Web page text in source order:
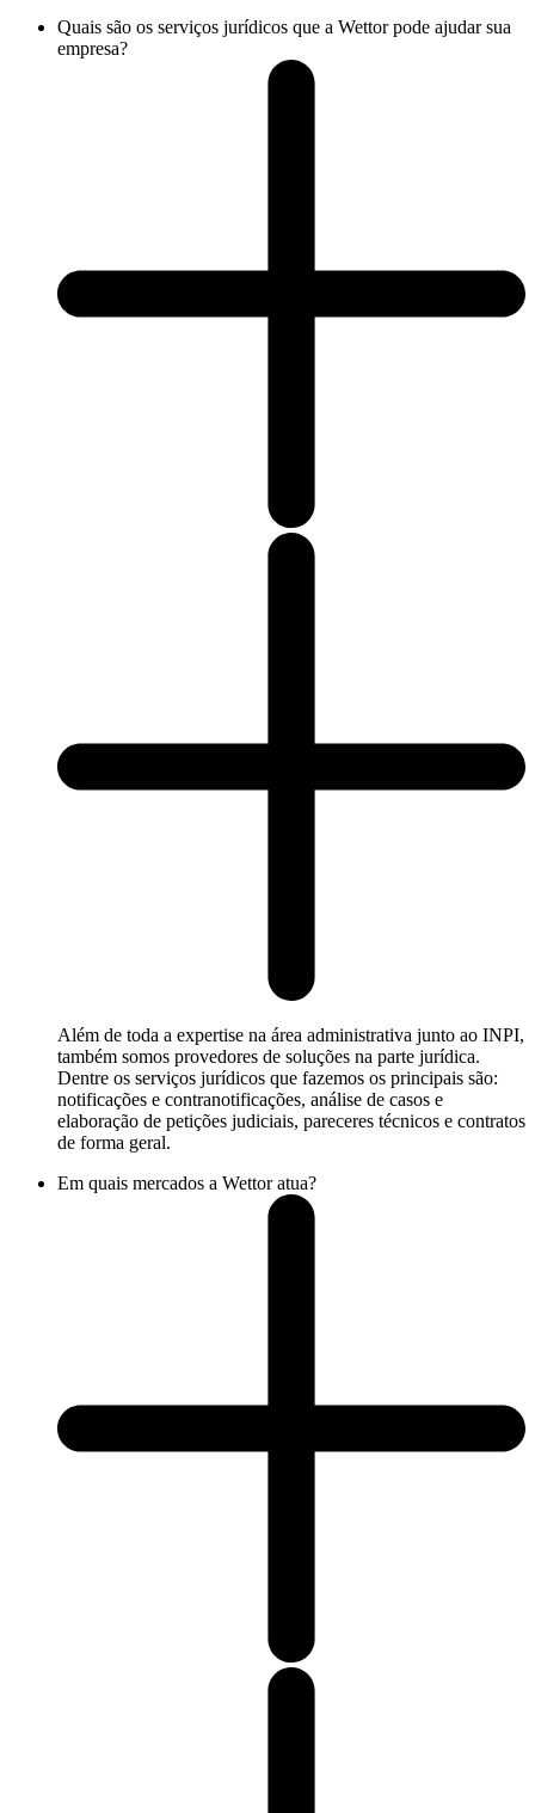
Quais são os serviços jurídicos que a Wettor pode ajudar sua
empresa?
Além de toda a expertise na área administrativa junto ao INPI,
também somos provedores de soluções na parte jurídica.
Dentre os serviços jurídicos que fazemos os principais são:
notificações e contranotificações, análise de casos e
elaboração de petições judiciais, pareceres técnicos e contratos
de forma geral.
Em quais mercados a Wettor atua?